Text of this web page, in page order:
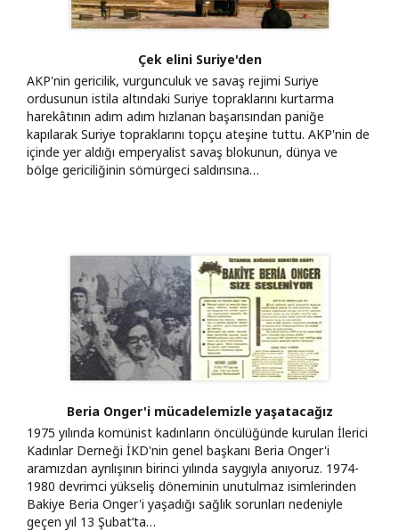
Çek elini Suriye'den
AKP'nin gericilik, vurgunculuk ve savaş rejimi Suriye
ordusunun istila altındaki Suriye topraklarını kurtarma
harekâtının adım adım hızlanan başarısından paniğe
kapılarak Suriye topraklarını topçu ateşine tuttu. AKP'nin de
içinde yer aldığı emperyalist savaş blokunun, dünya ve
bölge gericiliğinin sömürgeci saldırısına…
Beria Onger'i mücadelemizle yaşatacağız
1975 yılında komünist kadınların öncülüğünde kurulan İlerici
Kadınlar Derneği İKD'nin genel başkanı Beria Onger'i
aramızdan ayrılışının birinci yılında saygıyla anıyoruz. 1974-
1980 devrimci yükseliş döneminin unutulmaz isimlerinden
Bakiye Beria Onger'i yaşadığı sağlık sorunları nedeniyle
geçen yıl 13 Şubat’ta…